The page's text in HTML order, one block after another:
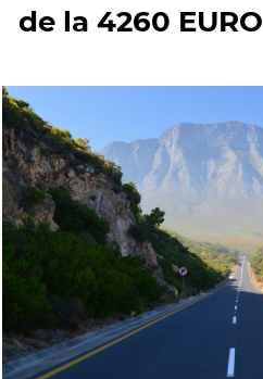
de la 4260 EURO